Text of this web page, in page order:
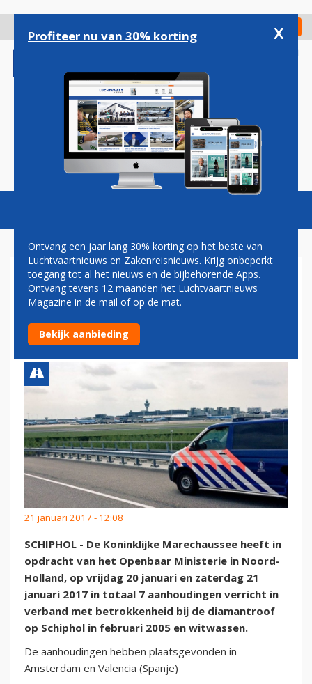
gaan
Check in
Magazine Podcasts Vacatures
VERDACHTEN DIAMANTROOF
OP SCHIPHOL IN 2005
OPGEPAKT
21 januari 2017 - 12:08
SCHIPHOL - De Koninklijke Marechaussee heeft in
opdracht van het Openbaar Ministerie in Noord-
Holland, op vrijdag 20 januari en zaterdag 21
januari 2017 in totaal 7 aanhoudingen verricht in
verband met betrokkenheid bij de diamantroof
op Schiphol in februari 2005 en witwassen.
De aanhoudingen hebben plaatsgevonden in
Amsterdam en Valencia (Spanje)
Profiteer nu van 30% korting x
Ontvang een jaar lang 30% korting op het beste van
Luchtvaartnieuws en Zakenreisnieuws. Krijg onbeperkt
toegang tot al het nieuws en de bijbehorende Apps.
Ontvang tevens 12 maanden het Luchtvaartnieuws
Magazine in de mail of op de mat.
Bekijk aanbieding